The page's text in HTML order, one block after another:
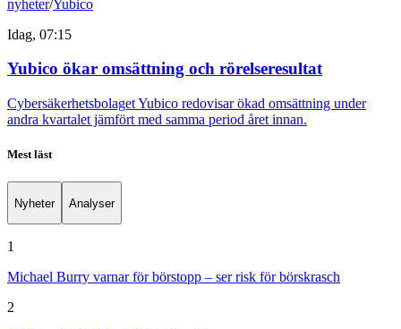
nyheter/Yubico
Idag, 07:15
Yubico ökar omsättning och rörelseresultat
Cybersäkerhetsbolaget Yubico redovisar ökad omsättning under
andra kvartalet jämfört med samma period året innan.
Mest läst
Nyheter Analyser
1
Michael Burry varnar för börstopp – ser risk för börskrasch
2